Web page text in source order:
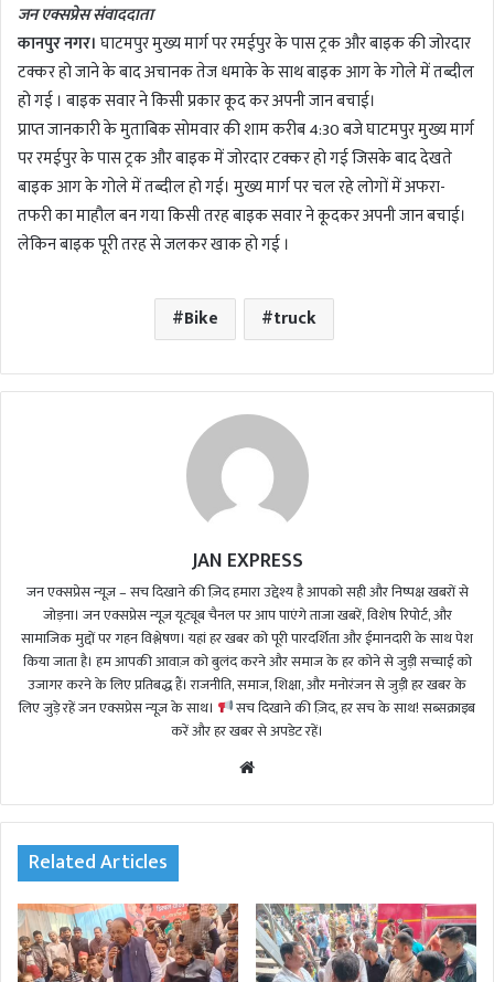
a
n
e
m
a
i
l
जन एक्सप्रेस संवाददाता
कानपुर नगर। घाटमपुर मुख्य मार्ग पर रमईपुर के पास ट्रक और बाइक की जोरदार
टक्कर हो जाने के बाद अचानक तेज धमाके के साथ बाइक आग के गोले में तब्दील
हो गई । बाइक सवार ने किसी प्रकार कूद कर अपनी जान बचाई।
प्राप्त जानकारी के मुताबिक सोमवार की शाम करीब 4:30 बजे घाटमपुर मुख्य मार्ग
पर रमईपुर के पास ट्रक और बाइक में जोरदार टक्कर हो गई जिसके बाद देखते
बाइक आग के गोले में तब्दील हो गई। मुख्य मार्ग पर चल रहे लोगों में अफरा-
तफरी का माहौल बन गया किसी तरह बाइक सवार ने कूदकर अपनी जान बचाई।
लेकिन बाइक पूरी तरह से जलकर खाक हो गई ।
Bike truck
JAN EXPRESS
जन एक्सप्रेस न्यूज़ – सच दिखाने की ज़िद हमारा उद्देश्य है आपको सही और निष्पक्ष खबरों से
जोड़ना। जन एक्सप्रेस न्यूज़ यूट्यूब चैनल पर आप पाएंगे ताजा खबरें, विशेष रिपोर्ट, और
सामाजिक मुद्दों पर गहन विश्लेषण। यहां हर खबर को पूरी पारदर्शिता और ईमानदारी के साथ पेश
किया जाता है। हम आपकी आवाज़ को बुलंद करने और समाज के हर कोने से जुड़ी सच्चाई को
उजागर करने के लिए प्रतिबद्ध हैं। राजनीति, समाज, शिक्षा, और मनोरंजन से जुड़ी हर खबर के
लिए जुड़े रहें जन एक्सप्रेस न्यूज़ के साथ।
सच दिखाने की ज़िद, हर सच के साथ! सब्सक्राइब
करें और हर खबर से अपडेट रहें।
te
Related Articles